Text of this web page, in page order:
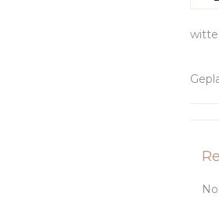
witte